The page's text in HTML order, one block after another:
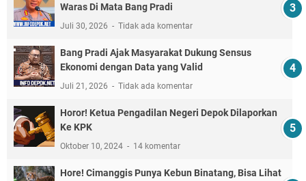
Waras Di Mata Bang Pradi
Juli 30, 2026 Tidak ada komentar
Bang Pradi Ajak Masyarakat Dukung Sensus
Ekonomi dengan Data yang Valid
Juli 21, 2026 Tidak ada komentar
Horor! Ketua Pengadilan Negeri Depok Dilaporkan
Ke KPK
Oktober 10, 2024 14 komentar
Hore! Cimanggis Punya Kebun Binatang, Bisa Lihat